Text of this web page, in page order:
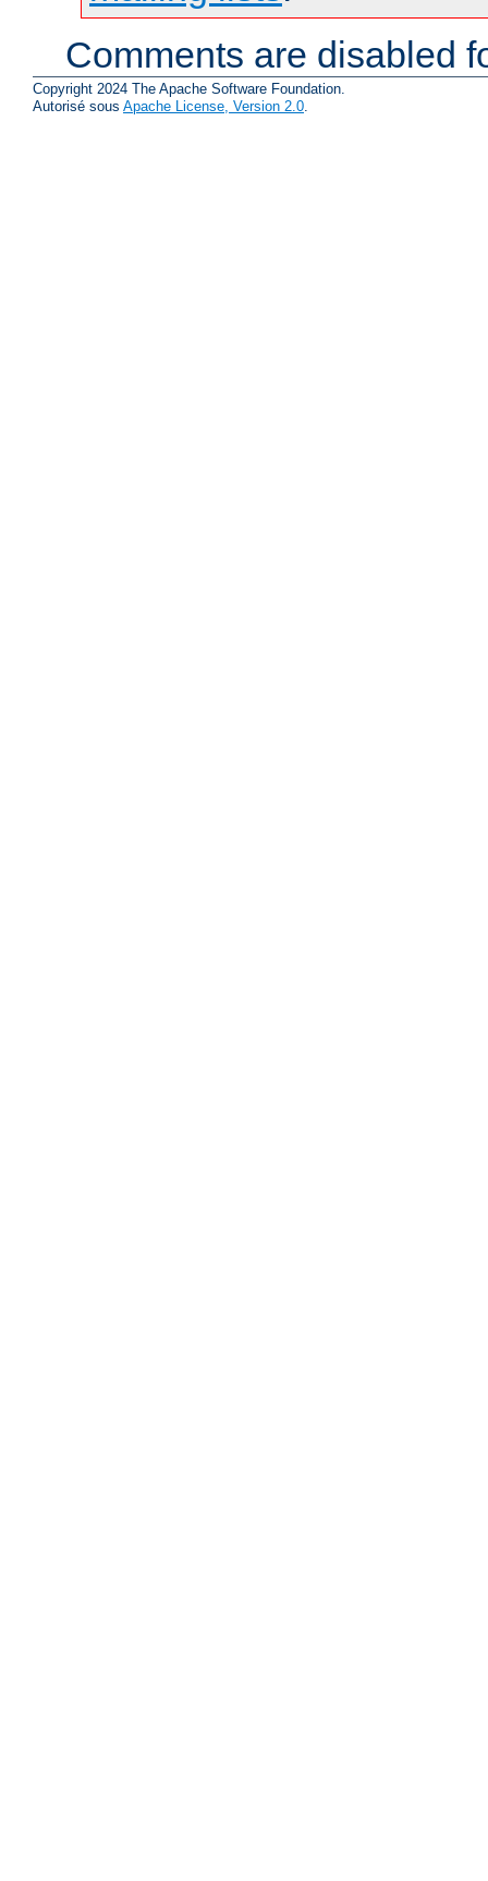
Comments are disabled
Copyright 2024 The Apache Software Foundation.
Autorisé sous Apache License, Version 2.0.